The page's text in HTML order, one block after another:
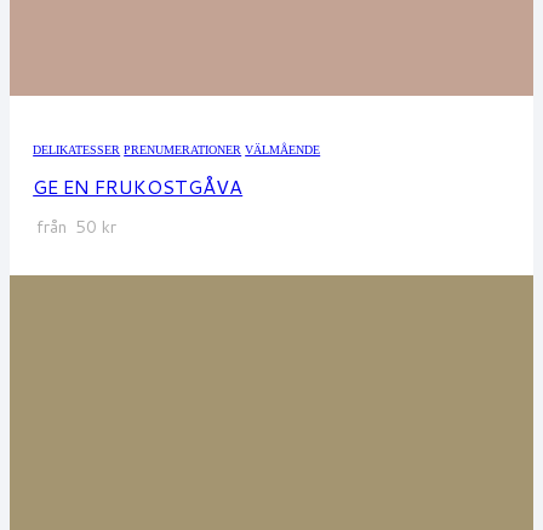
DELIKATESSER PRENUMERATIONER VÄLMÅENDE
GE EN FRUKOSTGÅVA
från 50 kr